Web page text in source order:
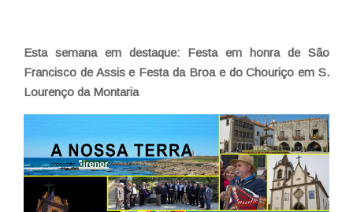
Esta semana em destaque: Festa em honra de São
Francisco de Assis e Festa da Broa e do Chouriço em S.
Lourenço da Montaria